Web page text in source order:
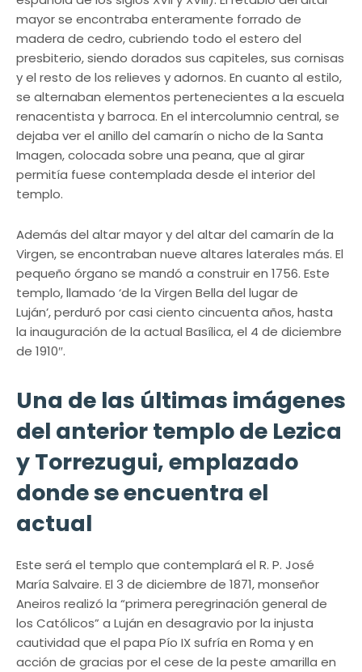
mayor se encontraba enteramente forrado de
madera de cedro, cubriendo todo el estero del
presbiterio, siendo dorados sus capiteles, sus cornisas
y el resto de los relieves y adornos. En cuanto al estilo,
se alternaban elementos pertenecientes a la escuela
renacentista y barroca. En el intercolumnio central, se
dejaba ver el anillo del camarín o nicho de la Santa
Imagen, colocada sobre una peana, que al girar
permitía fuese contemplada desde el interior del
templo.
Además del altar mayor y del altar del camarín de la
Virgen, se encontraban nueve altares laterales más. El
pequeño órgano se mandó a construir en 1756. Este
templo, llamado ‘de la Virgen Bella del lugar de
Luján’, perduró por casi ciento cincuenta años, hasta
la inauguración de la actual Basílica, el 4 de diciembre
de 1910″.
Una de las últimas imágenes
del anterior templo de Lezica
y Torrezugui, emplazado
donde se encuentra el
actual
Este será el templo que contemplará el R. P. José
María Salvaire. El 3 de diciembre de 1871, monseñor
Aneiros realizó la “primera peregrinación general de
los Católicos” a Luján en desagravio por la injusta
cautividad que el papa Pío IX sufría en Roma y en
acción de gracias por el cese de la peste amarilla en